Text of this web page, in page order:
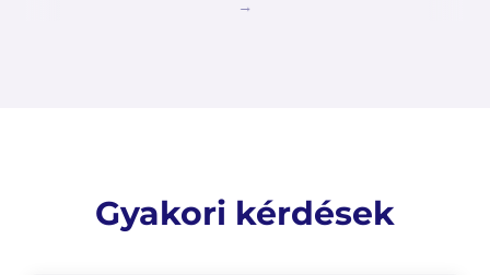
Gyakori kérdések